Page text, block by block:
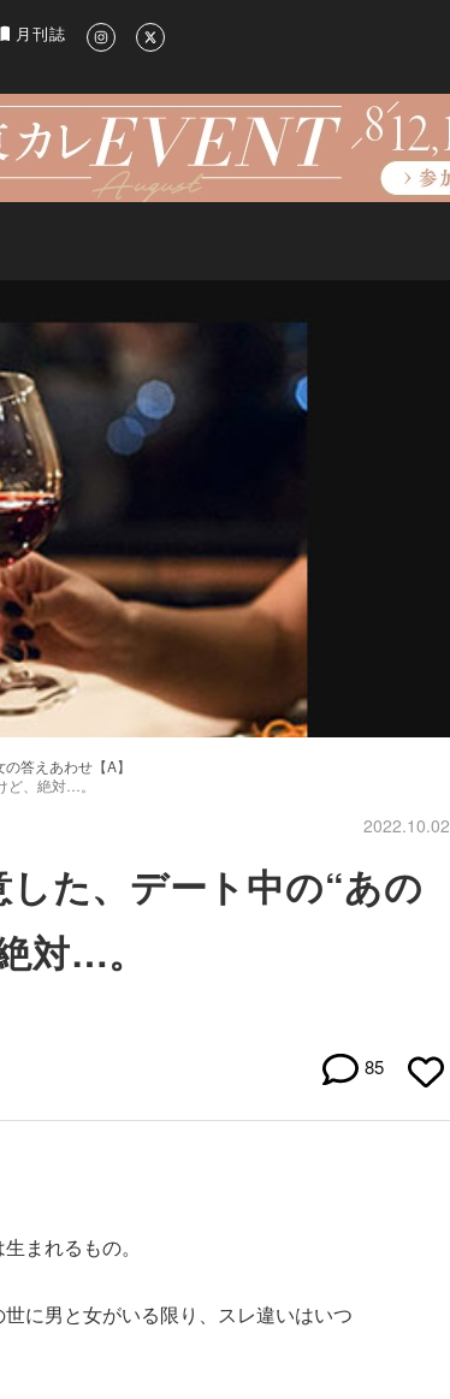
れたライフスタイル情報
月刊誌
の答えあわせ【A】
ど、絶対…。
2022.10.02
た、デート中の“あの
対…。
85
まれるもの。
に男と女がいる限り、スレ違いはいつ